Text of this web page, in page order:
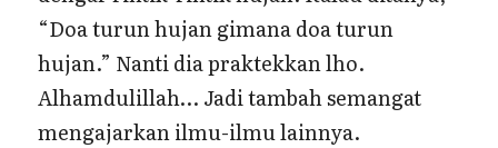
“Doa turun hujan gimana doa turun
hujan.” Nanti dia praktekkan lho.
Alhamdulillah… Jadi tambah semangat
mengajarkan ilmu-ilmu lainnya.